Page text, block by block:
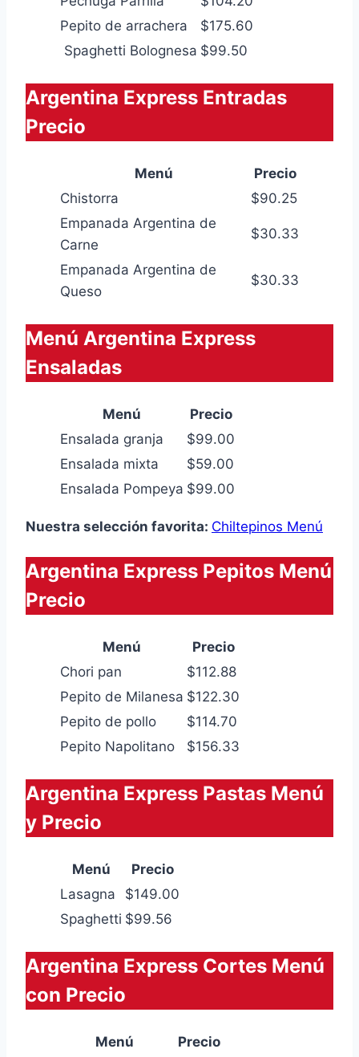
Pepito de arrachera
$175.60
Spaghetti Bolognesa $99.50
Argentina Express Entradas
Precio
Menú
Precio
Chistorra
$90.25
Empanada Argentina de
Carne
$30.33
Empanada Argentina de
Queso
$30.33
Menú Argentina Express
Ensaladas
Menú
Precio
Ensalada granja
$99.00
Ensalada mixta
$59.00
Ensalada Pompeya $99.00
Nuestra selección favorita: Chiltepinos Menú
Argentina Express Pepitos Menú
Precio
Menú
Precio
Chori pan
$112.88
Pepito de Milanesa $122.30
Pepito de pollo
$114.70
Pepito Napolitano
$156.33
Argentina Express Pastas Menú
y Precio
Menú
Precio
Lasagna
$149.00
Spaghetti $99.56
Argentina Express Cortes Menú
con Precio
Menú
Precio